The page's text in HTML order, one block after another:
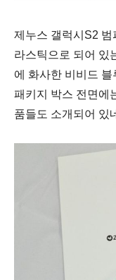
제누스 갤럭시S2
라스틱으로 되어 있
에 화사한 비비드
패키지 박스 전면에
품들도 소개되어 있